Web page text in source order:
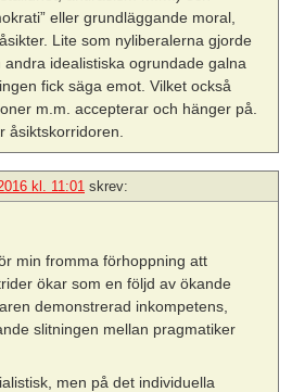
eller grundläggande moral,
Lite som nyliberalerna gjorde
idealistiska ogrundade galna
fick säga emot. Vilket också
m.m. accepterar och hänger på.
åsiktskorridoren.
kl. 11:01 skrev:
min fromma förhoppning att
ökar som en följd av ökande
demonstrerad inkompetens,
slitningen mellan pragmatiker
men på det individuella